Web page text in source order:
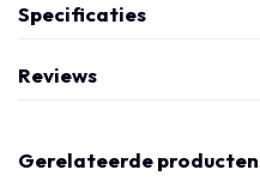
Specificaties
Reviews
Gerelateerde producten